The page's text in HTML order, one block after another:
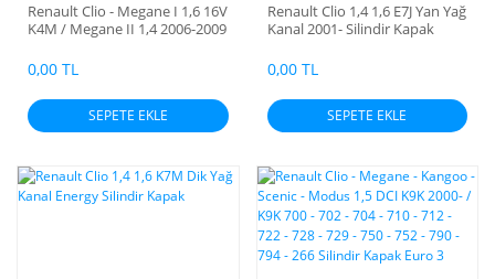
Renault Clio - Megane I 1,6 16V
K4M / Megane II 1,4 2006-2009
0,00 TL
SEPETE EKLE
Renault Clio 1,4 1,6 E7J Yan Yağ
Kanal 2001- Silindir Kapak
0,00 TL
SEPETE EKLE